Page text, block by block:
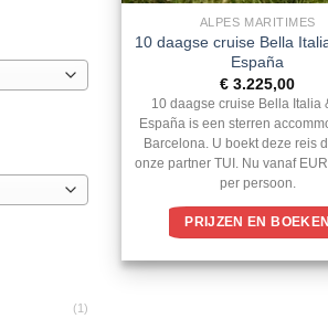
(1)
ALPES MARITIMES
10 daagse cruise Bella
España
€ 3.225,00
10 daagse cruise Bella Italia
España is een sterren
Barcelona. U boekt deze reis
onze partner TUI. Nu vanaf
per persoon.
PRIJZEN EN BOEKEN